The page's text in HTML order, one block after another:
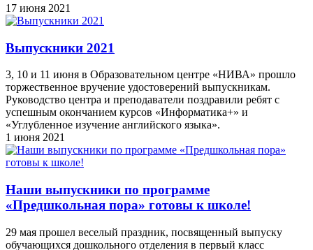
17 июня 2021
Выпускники 2021
3, 10 и 11 июня в Образовательном центре «НИВА» прошло
торжественное вручение удостоверений выпускникам.
Руководство центра и преподаватели поздравили ребят с
успешным окончанием курсов «Информатика+» и
«Углубленное изучение английского языка».
1 июня 2021
Наши выпускники по программе
«Предшкольная пора» готовы к школе!
29 мая прошел веселый праздник, посвященный выпуску
обучающихся дошкольного отделения в первый класс